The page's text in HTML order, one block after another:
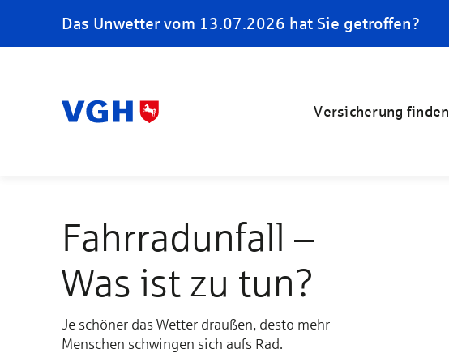
Das Unwetter vom 13.07.2026 hat Sie getroffen?
Versicherung finden
Fahrradunfall –
Was ist zu tun?
Je schöner das Wetter draußen, desto mehr
Menschen schwingen sich aufs Rad.